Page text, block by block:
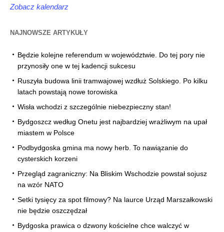
Zobacz kalendarz
NAJNOWSZE ARTYKUŁY
Będzie kolejne referendum w województwie. Do tej pory nie
przynosiły one w tej kadencji sukcesu
Ruszyła budowa linii tramwajowej wzdłuż Solskiego. Po kilku
latach powstają nowe torowiska
Wisła wchodzi z szczególnie niebezpieczny stan!
Bydgoszcz według Onetu jest najbardziej wrażliwym na upał
miastem w Polsce
Podbydgoska gmina ma nowy herb. To nawiązanie do
cysterskich korzeni
Przegląd zagraniczny: Na Bliskim Wschodzie powstał sojusz
na wzór NATO
Setki tysięcy za spot filmowy? Na laurce Urząd Marszałkowski
nie będzie oszczędzał
Bydgoska prawica o dzwony kościelne chce walczyć w